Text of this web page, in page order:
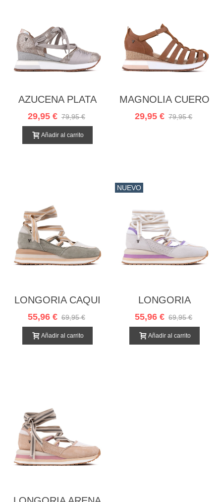
AZUCENA PLATA
29,95 € 79,95 €
Añadir al carrito
MAGNOLIA CUERO
29,95 € 79,95 €
LONGORIA CAQUI
55,96 € 69,95 €
Añadir al carrito
NUEVO
LONGORIA
BLANCO LILA
55,96 € 69,95 €
Añadir al carrito